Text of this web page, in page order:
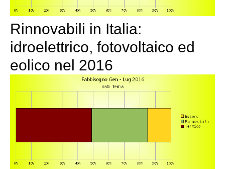
Rinnovabili in Italia:
idroelettrico, fotovoltaico ed
eolico nel 2016